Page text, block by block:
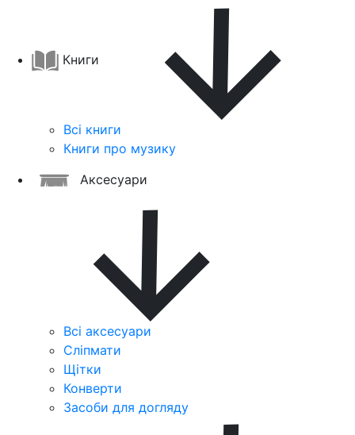
Книги
Всі книги
Книги про музику
Аксесуари
Всі аксесуари
Сліпмати
Щітки
Конверти
Засоби для догляду